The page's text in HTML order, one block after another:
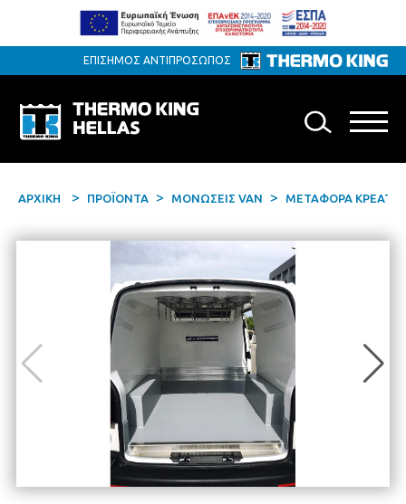
ΕΠΙΣΗΜΟΣ ΑΝΤΙΠΡΟΣΩΠΟΣ
ΑΡΧΙΚΗ ΠΡΟΪΟΝΤΑ MONΩΣΕΙΣ VAN ΜΕΤΑΦΟΡΑ